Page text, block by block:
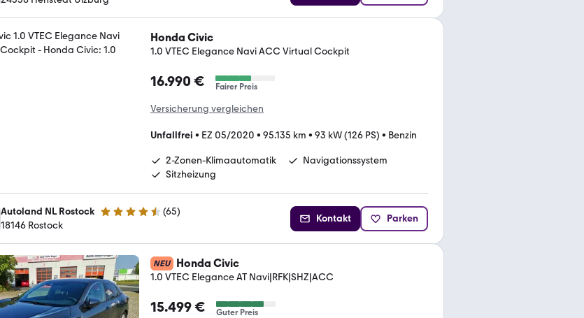
Honda Civic
1.0 VTEC Elegance Navi ACC Virtual Cockpit
16.990 € Fairer Preis
Versicherung vergleichen
Unfallfrei • EZ 05/2020 • 95.135 km • 93 kW (126 PS) • Benzin
2-Zonen-Klimaautomatik
Navigationssystem
Sitzheizung
Autoland NL Rostock 4.6 Sterne (65)
18146 Rostock
Kontakt Parken
NEU Honda Civic
1.0 VTEC Elegance AT Navi|RFK|SHZ|ACC
15.499 € Guter Preis